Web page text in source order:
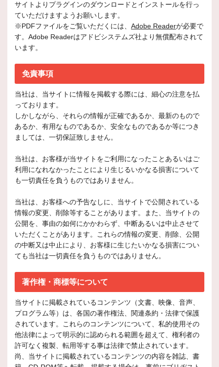
サイトよりプラグインのダウンロードとインストールを行っ
ていただけますようお願いします。
※PDFファイルをご覧いただくには、 Adobe Readerが必要で
す。Adobe Readerはアドビシステムズ社より無償配布されて
います。
免責事項
当社は、当サイトに情報を掲載する際には、細心の注意を払
っております。
しかしながら、それらの情報が正確であるか、最新のもので
あるか、有用なものであるか、安全なものであるか等につき
ましては、一切保証致しません。
当社は、お客様が当サイトをご利用になったことあるいはご
利用になれなかったことにより生じるいかなる損害について
も一切責任を負うものではありません。
当社は、お客様への予告なしに、当サイトで公開されている
情報の変更、削除等することがあります。また、当サイトの
公開を、事由の如何にかかわらず、中断あるいは中止させて
いただくことがあります。これらの情報の変更、削除、公開
の中断又は中止により、お客様に生じたいかなる損害につい
ても当社は一切責任を負うものではありません。
著作権・商標等について
当サイトに掲載されているコンテンツ（文書、映像、音声、
プログラム等）は、各国の著作権法、関連条約・法律で保護
されています。これらのコンテンツについて、私的使用その
他法律によって明示的に認められる範囲を超えて、権利者の
許可なく複製、転用等する事は法律で禁止されています。
尚、当サイトに掲載されているコンテンツの内容を雑誌、書